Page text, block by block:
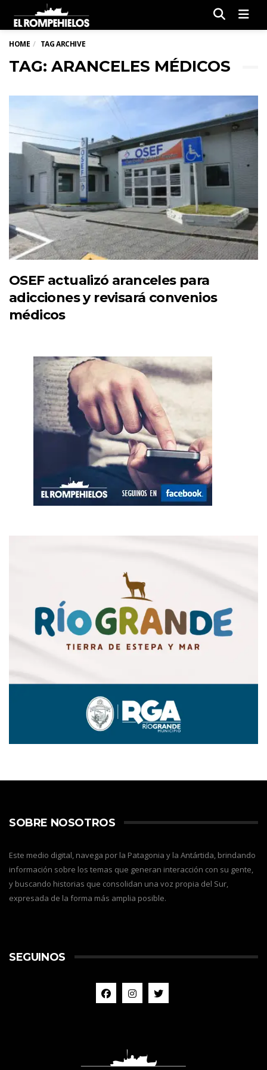
HOME TAG ARCHIVE
TAG: ARANCELES MÉDICOS
OSEF actualizó aranceles para
adicciones y revisará convenios
médicos
SOBRE NOSOTROS
Este medio digital, navega por la Patagonia y la Antártida, brindando
información sobre los temas que generan interacción con su gente,
y buscando historias que consolidan una voz propia del Sur,
expresada de la forma más amplia posible.
SEGUINOS